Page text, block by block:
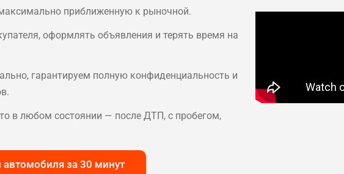
приближенную к рыночной.
оформлять объявления и терять время на
гарантируем полную конфиденциальность и
в любом состоянии — после ДТП, с пробегом,
автомобиля за 30 минут